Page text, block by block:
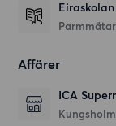
Eiraskolan
Affärer
ICA